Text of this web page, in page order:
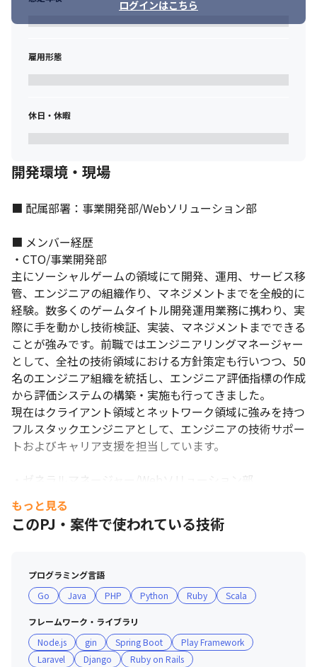
リモートワークを導入しています。
ログインはこちら
雇用形態
休日・休暇
開発環境・現場
■ 配属部署：事業開発部/Webソリューション部
■ メンバー経歴
・CTO/事業開発部
主にソーシャルゲームの領域にて開発、運用、サービス移
管、エンジニアの組織作り、マネジメントまでを全般的に
経験。数多くのゲームタイトル開発運用業務に携わり、実
際に手を動かし技術検証、実装、マネジメントまでできる
ことが強みです。前職ではエンジニアリングマネージャー
として、全社の技術領域における方針策定も行いつつ、50
名のエンジニア組織を統括し、エンジニア評価指標の作成
から評価システムの構築・実施も行ってきました。
現在はクライアント領域とネットワーク領域に強みを持つ
フルスタックエンジニアとして、エンジニアの技術サポー
トおよびキャリア支援を担当しています。
・ゼネラルマネージャー/Webソリューション部
システム開発会社にて大手電気メーカーの社内システム設
計を担当後、ゲーム開発会社へ転職。エンジニアスキルを
活かしたプロジェクトマネジメント、ディレクションが強
＜支給PCについて：Windows参考＞
・OS：Windows11Pro
・CPU：Corei7、Ryzen7
・メモリ：16GB以上
もっと見る
このPJ・案件で使われている技術
プログラミング言語
Go
Java PHP Python Ruby Scala
フレームワーク・ライブラリ
Node.js
gin Spring Boot
Play Framework
Laravel
Django Ruby on Rails